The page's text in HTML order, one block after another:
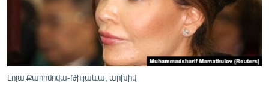
ՍՊՈՐՏ
ՄԵԿՆԱԲԱՆՈՒԹՅՈՒՆ
ՏՏ ԵՒ ԻՆՏԵՐՆԵՏ
Լոլա Քարիմովա-Թիլյաևա, արխիվ